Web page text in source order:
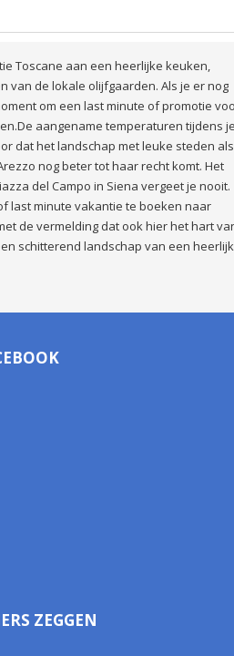
Toscane aan een heerlijke keuken,
van de lokale olijfgaarden. Als je er nog
om een last minute of promotie
aangename temperaturen tijdens
dat het landschap met leuke steden als
nog beter tot haar recht komt. Het
del Campo in Siena vergeet je nooit.
last minute vakantie te boeken naar
de vermelding dat ook hier het hart
schitterend landschap van een heerlijk
ZEGGEN